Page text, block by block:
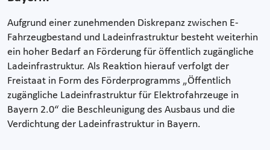
Aufgrund einer zunehmenden Diskrepanz zwischen E-
Fahrzeugbestand und Ladeinfrastruktur besteht weiterhin
ein hoher Bedarf an Förderung für öffentlich zugängliche
Ladeinfrastruktur. Als Reaktion hierauf verfolgt der
Freistaat in Form des Förderprogramms „Öffentlich
zugängliche Ladeinfrastruktur für Elektrofahrzeuge in
Bayern 2.0“ die Beschleunigung des Ausbaus und die
Verdichtung der Ladeinfrastruktur in Bayern.